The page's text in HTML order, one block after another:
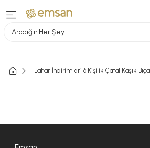
Aradığın Her Şey
Bahar İndirimleri 6 Kişilik Çatal Kaşık